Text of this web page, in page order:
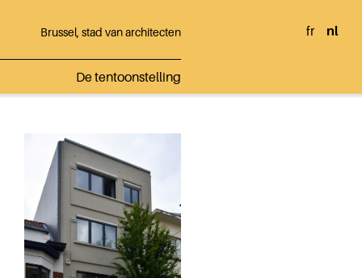
Brussel, stad van architecten
De tentoonstelling
fr nl